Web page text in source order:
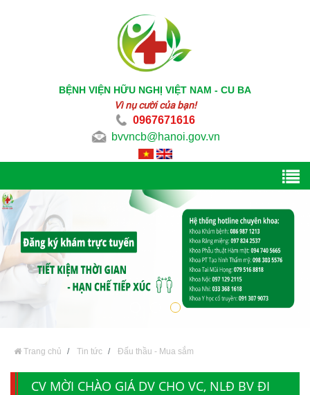
BỆNH VIỆN HỮU NGHỊ VIỆT NAM - CU BA
Vì nụ cười của bạn!
0967671616
bvvncb@hanoi.gov.vn
Trang chủ Tin tức Đấu thầu - Mua sắm
CV MỜI CHÀO GIÁ DV CHO VC, NLĐ BV ĐI